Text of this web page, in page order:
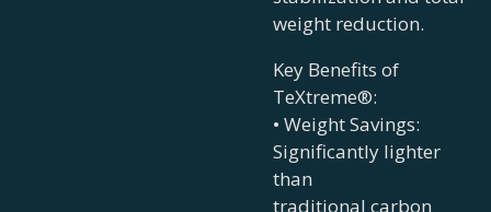
weight reduction.
Key Benefits of
TeXtreme®:
• Weight Savings:
Significantly lighter
than
traditional carbon